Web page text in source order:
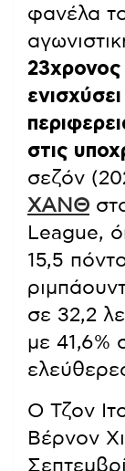
φανέλα
23χρονος
στις
σεζόν
ΧΑΝΘ
League,
15,5
σε 32,2
με 41,6%
Ο Τζον
Βέρνον